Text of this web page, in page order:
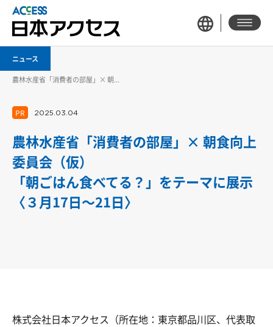
ニュース
農林水産省「消費者の部屋」× 朝...
PR 2025.03.04
農林水産省「消費者の部屋」× 朝食向上
委員会（仮）
「朝ごはん食べてる？」をテーマに展示
〈３月17日～21日〉
株式会社日本アクセス（所在地：東京都品川区、代表取